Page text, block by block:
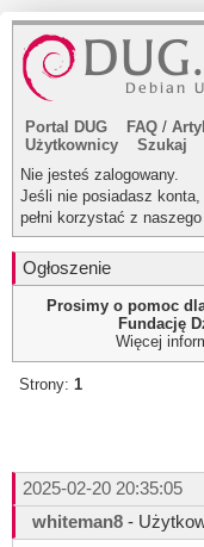
Portal DUG FAQ /
Użytkownicy
Szukaj
Nie jesteś zalogowany.
Jeśli nie posiadasz konta,
pełni korzystać z
Ogłoszenie
Prosimy o pomoc
Fundację
Więcej
Strony: 1
2025-02-20 20:35:05
whiteman8 -